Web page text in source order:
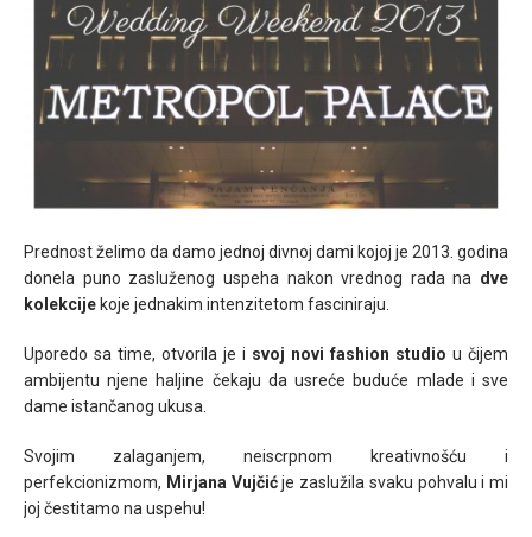
Prednost želimo da damo jednoj divnoj dami kojoj je 2013. godina
donela puno zasluženog uspeha nakon vrednog rada na dve
kolekcije koje jednakim intenzitetom fasciniraju.
Uporedo sa time, otvorila je i svoj novi fashion studio u čijem
ambijentu njene haljine čekaju da usreće buduće mlade i sve
dame istančanog ukusa.
Svojim zalaganjem, neiscrpnom kreativnošću i
perfekcionizmom, Mirjana Vujčićje zaslužila svaku pohvalu i mi
joj čestitamo na uspehu!